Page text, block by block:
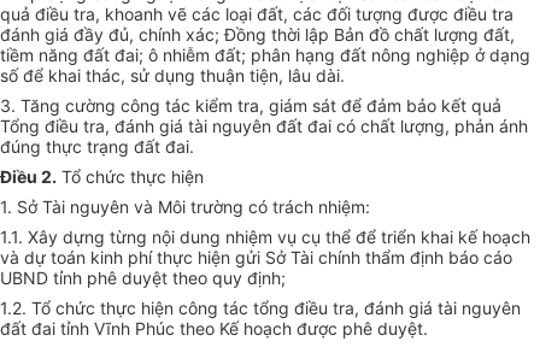
quả điều tra, khoanh vẽ các loại đất, các đối tượng được điều tra
đánh giá đầy đủ, chính xác; Đồng thời lập Bản đồ chất lượng đất,
tiềm năng đất đai; ô nhiễm đất; phân hạng đất nông nghiệp ở dạng
số để khai thác, sử dụng thuận tiện, lâu dài.
3. Tăng cường công tác kiểm tra, giám sát để đảm bảo kết quả
Tổng điều tra, đánh giá tài nguyên đất đai có chất lượng, phản ánh
đúng thực trạng đất đai.
Điều 2. Tổ chức thực hiện
1. Sở Tài nguyên và Môi trường có trách nhiệm:
1.1. Xây dựng từng nội dung nhiệm vụ cụ thể để triển khai kế hoạch
và dự toán kinh phí thực hiện gửi Sở Tài chính thẩm định báo cáo
UBND tỉnh phê duyệt theo quy định;
1.2. Tổ chức thực hiện công tác tổng điều tra, đánh giá tài nguyên
đất đai tỉnh Vĩnh Phúc theo Kế hoạch được phê duyệt.